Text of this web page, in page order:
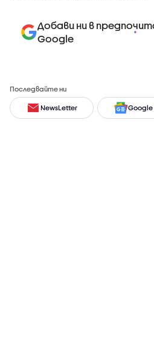
Добави ни в
Google
Последвайте ни
NewsLetter Google